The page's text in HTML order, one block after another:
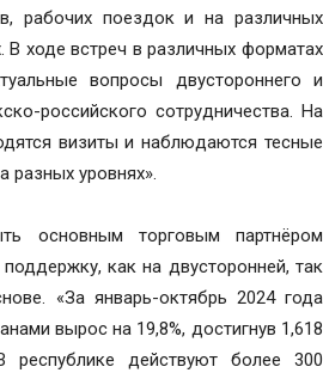
рабочих поездок и на различных
ходе встреч в различных форматах
вопросы двустороннего и
российского сотрудничества. На
визиты и наблюдаются тесные
разных уровнях».
основным торговым партнёром
как на двусторонней, так
«За январь-октябрь 2024 года
вырос на 19,8%, достигнув 1,618
действуют более 300